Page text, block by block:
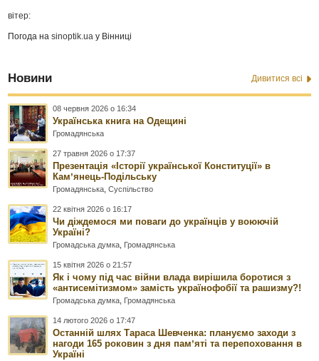
вітер:
Погода наsinoptik.ua у Вінниці
Новини Дивитися всі
08 червня 2026 о 16:34
Українська книга на Одещині
Громадянська
27 травня 2026 о 17:37
Презентація «Історії української Конституції» в
Камʼянець-Подільську
Громадянська ,Суспільство
22 квітня 2026 о 16:17
Чи діждемося ми поваги до українців у воюючій
Україні?
Громадська думка Громадянська
15 квітня 2026 о 21:57
Як і чому під час війни влада вирішила боротися з
«антисемітизмом» замість українофобії та рашизму?!
Громадська думка Громадянська
14 лютого 2026 о 17:47
Останній шлях Тараса Шевченка: плануємо заходи з
нагоди 165 роковин з дня памʼяті та перепоховання в
Україні